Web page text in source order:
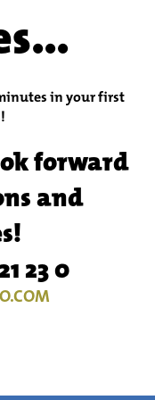
in your first
forward
and
23 0